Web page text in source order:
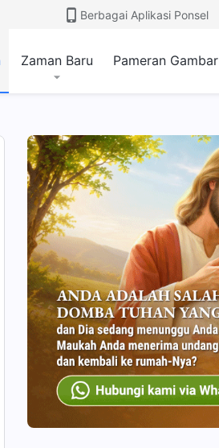
Berbagai Aplikasi Ponsel
Zaman Baru Pameran Gambar